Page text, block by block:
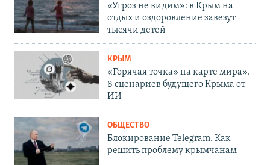
«Угроз не видим»: в Крым на
отдых и оздоровление завезут
тысячи детей
КРЫМ
«Горячая точка» на карте мира».
8 сценариев будущего Крыма от
ИИ
ОБЩЕСТВО
Блокирование Telegram. Как
решить проблему крымчанам